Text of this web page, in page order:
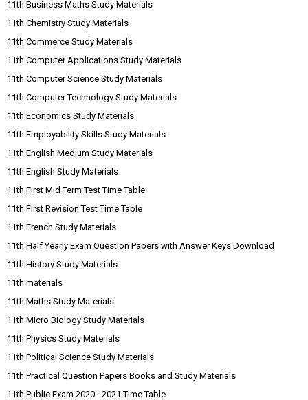
11th Business Maths Study Materials
11th Chemistry Study Materials
11th Commerce Study Materials
11th Computer Applications Study Materials
11th Computer Science Study Materials
11th Computer Technology Study Materials
11th Economics Study Materials
11th Employability Skills Study Materials
11th English Medium Study Materials
11th English Study Materials
11th First Mid Term Test Time Table
11th First Revision Test Time Table
11th French Study Materials
11th Half Yearly Exam Question Papers with Answer Keys Download
11th History Study Materials
11th materials
11th Maths Study Materials
11th Micro Biology Study Materials
11th Physics Study Materials
11th Political Science Study Materials
11th Practical Question Papers Books and Study Materials
11th Public Exam 2020 - 2021 Time Table